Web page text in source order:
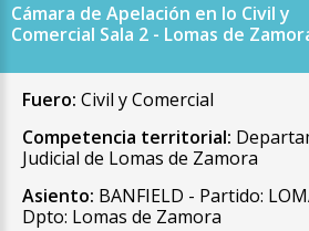
Cámara de Apelación en lo Civil y
Comercial Sala 2 - Lomas de
Fuero: Civil y Comercial
Competencia territorial:
Judicial de Lomas de Zamora
Asiento: BANFIELD - Partido:
Dpto: Lomas de Zamora